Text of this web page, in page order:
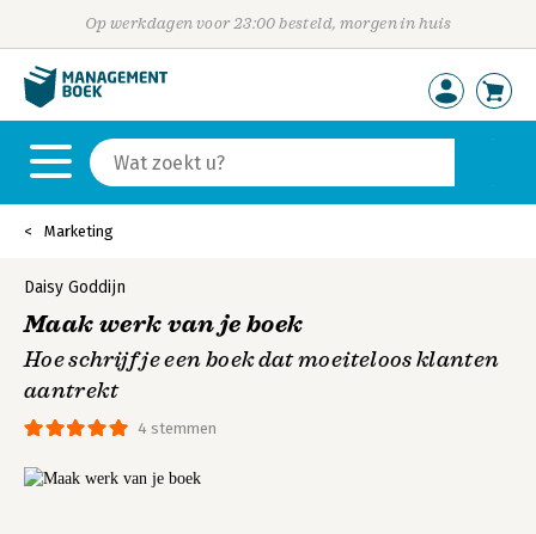
Op werkdagen voor 23:00 besteld, morgen in huis
Marketing
4 stemmen
Daisy Goddijn
Maak werk van je boek
Hoe schrijf je een boek dat moeiteloos klanten
aantrekt